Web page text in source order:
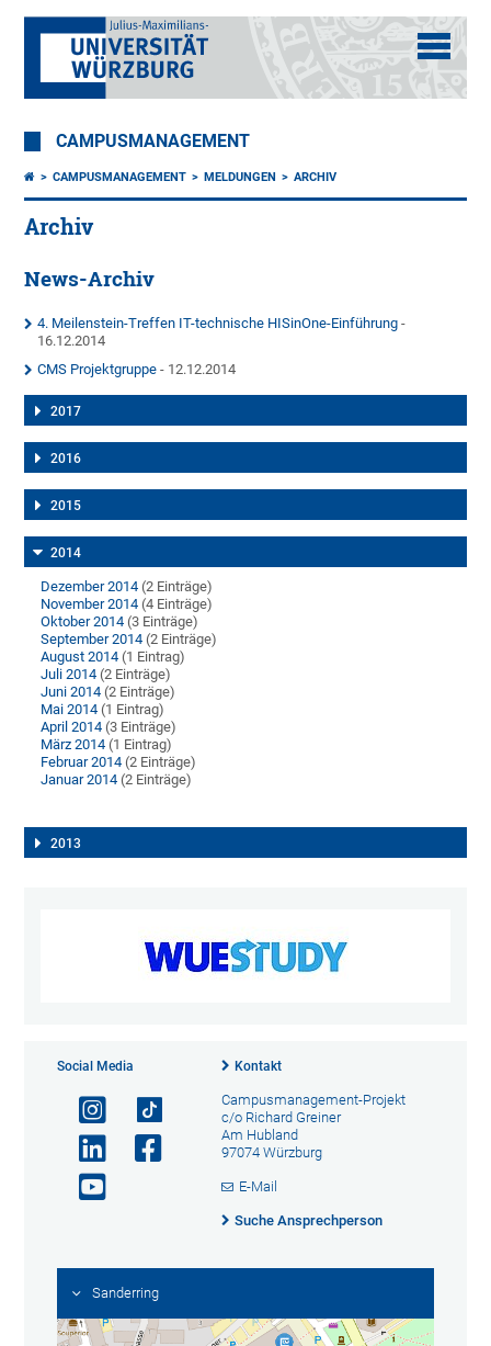
CAMPUSMANAGEMENT
CAMPUSMANAGEMENT MELDUNGEN ARCHIV
Archiv
News-Archiv
4. Meilenstein-Treffen IT-technische HISinOne-Einführung -
16.12.2014
CMS Projektgruppe - 12.12.2014
2017
2016
2015
2014
Dezember 2014 (2 Einträge)
November 2014 (4 Einträge)
Oktober 2014 (3 Einträge)
September 2014 (2 Einträge)
August 2014 (1 Eintrag)
Juli 2014 (2 Einträge)
Juni 2014 (2 Einträge)
Mai 2014 (1 Eintrag)
April 2014 (3 Einträge)
März 2014 (1 Eintrag)
Februar 2014 (2 Einträge)
Januar 2014 (2 Einträge)
2013
Social Media Kontakt
Campusmanagement-Projekt
c/o Richard Greiner
Am Hubland
97074 Würzburg
E-Mail
Suche Ansprechperson
Sanderring